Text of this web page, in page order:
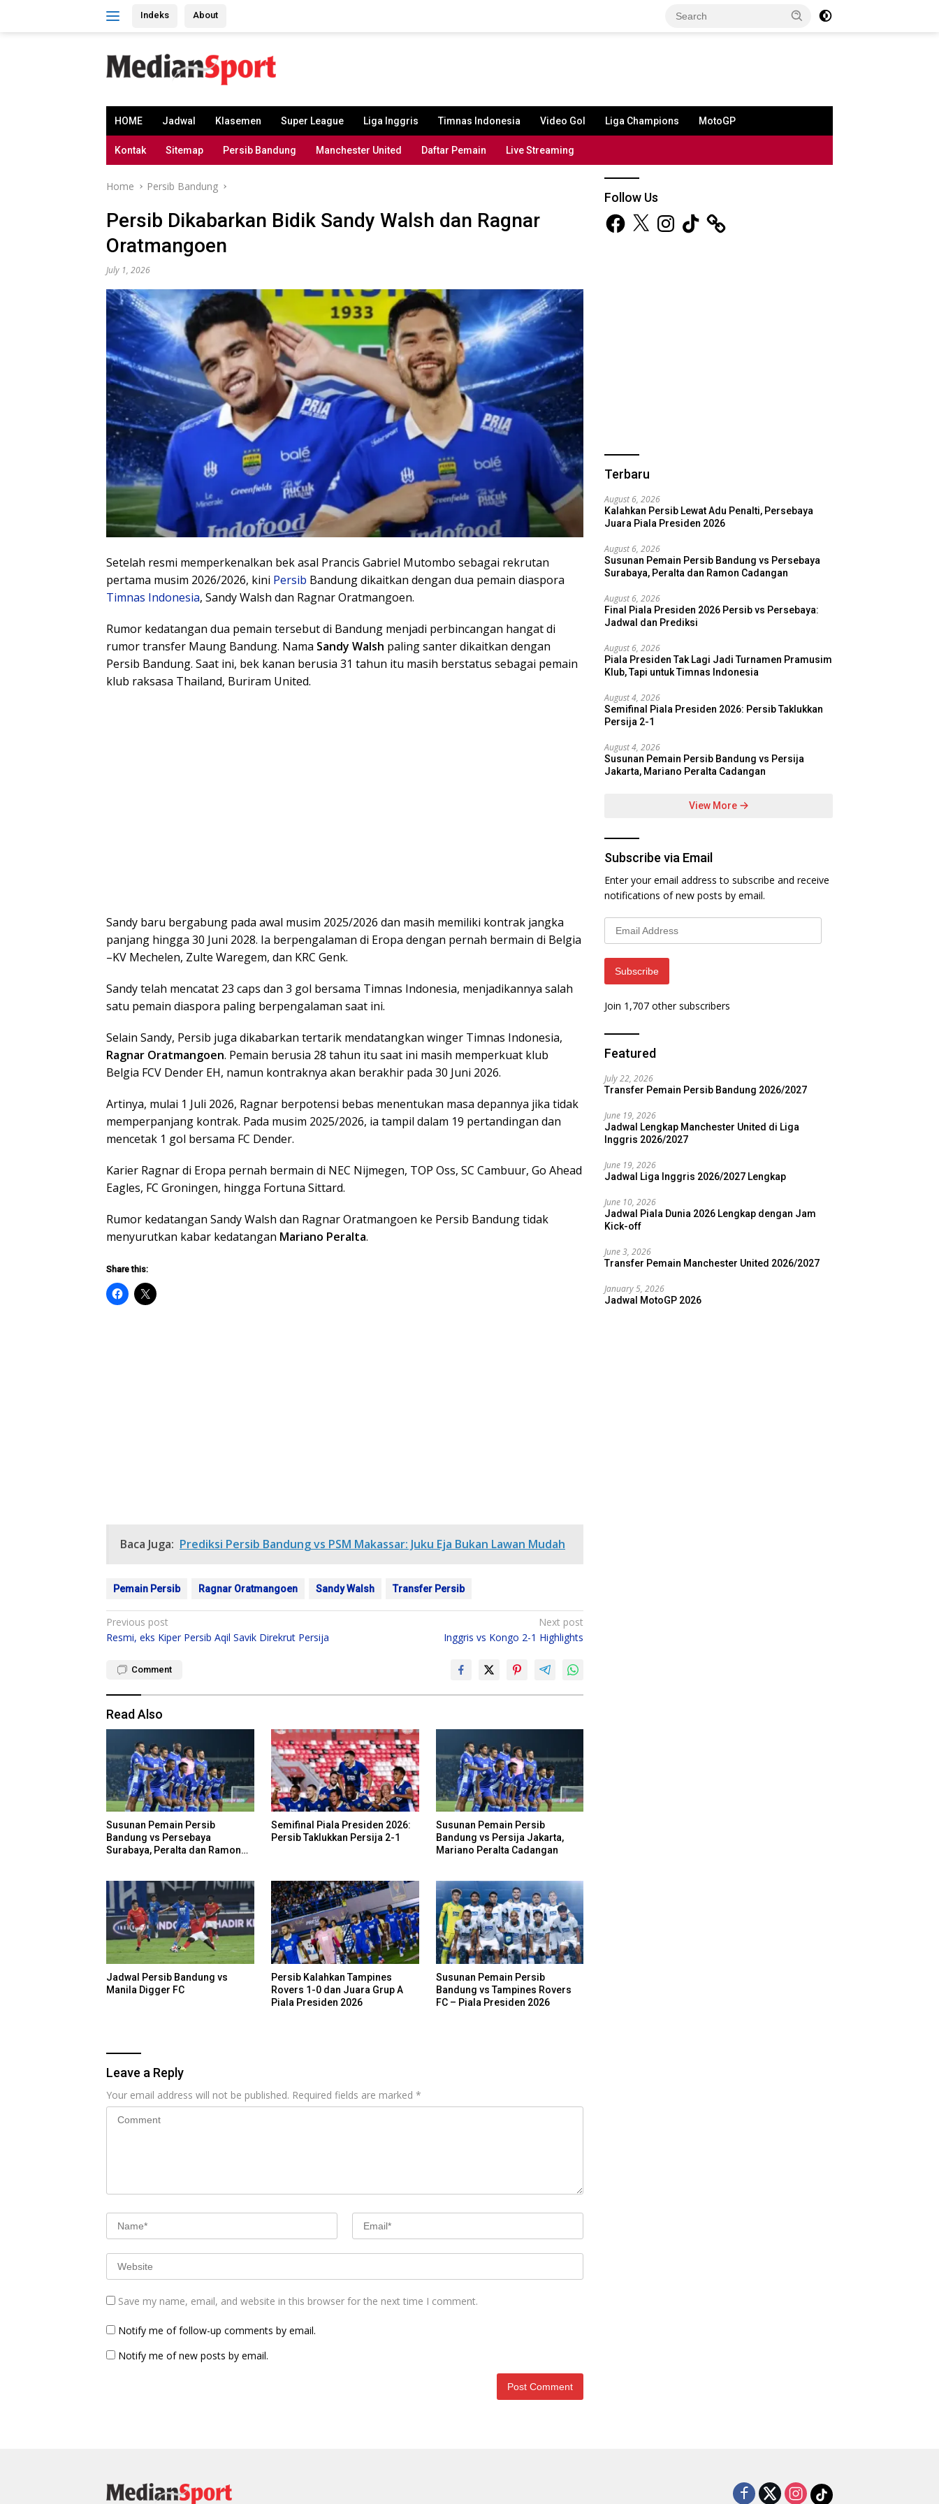
Indeks About
HOME Jadwal Klasemen Super League Liga Inggris Timnas Indonesia Video Gol Liga Champions MotoGP
Kontak Sitemap Persib Bandung Manchester United Daftar Pemain Live Streaming
Home Persib Bandung
Persib Dikabarkan Bidik Sandy Walsh dan Ragnar
Oratmangoen
July 1, 2026
Setelah resmi memperkenalkan bek asal Prancis Gabriel Mutombo sebagai rekrutan
pertama musim 2026/2026, kini Persib Bandung dikaitkan dengan dua pemain diaspora
Timnas Indonesia, Sandy Walsh dan Ragnar Oratmangoen.
Rumor kedatangan dua pemain tersebut di Bandung menjadi perbincangan hangat di
rumor transfer Maung Bandung. Nama Sandy Walsh paling santer dikaitkan dengan
Persib Bandung. Saat ini, bek kanan berusia 31 tahun itu masih berstatus sebagai pemain
klub raksasa Thailand, Buriram United.
Sandy baru bergabung pada awal musim 2025/2026 dan masih memiliki kontrak jangka
panjang hingga 30 Juni 2028. Ia berpengalaman di Eropa dengan pernah bermain di Belgia
–KV Mechelen, Zulte Waregem, dan KRC Genk.
Sandy telah mencatat 23 caps dan 3 gol bersama Timnas Indonesia, menjadikannya salah
satu pemain diaspora paling berpengalaman saat ini.
Selain Sandy, Persib juga dikabarkan tertarik mendatangkan winger Timnas Indonesia,
Ragnar Oratmangoen. Pemain berusia 28 tahun itu saat ini masih memperkuat klub
Belgia FCV Dender EH, namun kontraknya akan berakhir pada 30 Juni 2026.
Artinya, mulai 1 Juli 2026, Ragnar berpotensi bebas menentukan masa depannya jika tidak
memperpanjang kontrak. Pada musim 2025/2026, ia tampil dalam 19 pertandingan dan
mencetak 1 gol bersama FC Dender.
Karier Ragnar di Eropa pernah bermain di NEC Nijmegen, TOP Oss, SC Cambuur, Go Ahead
Eagles, FC Groningen, hingga Fortuna Sittard.
Rumor kedatangan Sandy Walsh dan Ragnar Oratmangoen ke Persib Bandung tidak
menyurutkan kabar kedatangan Mariano Peralta.
Share this:
Baca Juga: Prediksi Persib Bandung vs PSM Makassar: Juku Eja Bukan Lawan Mudah
Pemain Persib Ragnar Oratmangoen Sandy Walsh Transfer Persib
Post
navigation
Previous post
Resmi, eks Kiper Persib Aqil Savik Direkrut Persija
Next post
Inggris vs Kongo 2-1 Highlights
Comment
Read Also
Susunan Pemain Persib
Bandung vs Persebaya
Surabaya, Peralta dan Ramon
Semifinal Piala Presiden 2026:
Persib Taklukkan Persija 2-1
Susunan Pemain Persib
Bandung vs Persija Jakarta,
Mariano Peralta Cadangan
Jadwal Persib Bandung vs
Manila Digger FC
Persib Kalahkan Tampines
Rovers 1-0 dan Juara Grup A
Piala Presiden 2026
Susunan Pemain Persib
Bandung vs Tampines Rovers
FC – Piala Presiden 2026
Leave a Reply
Your email address will not be published. Required fields are marked *
Save my name, email, and website in this browser for the next time I comment.
Notify me of follow-up comments by email.
Notify me of new posts by email.
Follow Us
Facebook
X InstagramTikTok
Terbaru
August 6, 2026
Kalahkan Persib Lewat Adu Penalti, Persebaya
Juara Piala Presiden 2026
August 6, 2026
Susunan Pemain Persib Bandung vs Persebaya
Surabaya, Peralta dan Ramon Cadangan
August 6, 2026
Final Piala Presiden 2026 Persib vs Persebaya:
Jadwal dan Prediksi
August 6, 2026
Piala Presiden Tak Lagi Jadi Turnamen Pramusim
Klub, Tapi untuk Timnas Indonesia
August 4, 2026
Semifinal Piala Presiden 2026: Persib Taklukkan
Persija 2-1
August 4, 2026
Susunan Pemain Persib Bandung vs Persija
Jakarta, Mariano Peralta Cadangan
View More
Subscribe via Email
Enter your email address to subscribe and receive
notifications of new posts by email.
Email
Address
Subscribe
Join 1,707 other subscribers
Featured
July 22, 2026
Transfer Pemain Persib Bandung 2026/2027
June 19, 2026
Jadwal Lengkap Manchester United di Liga
Inggris 2026/2027
June 19, 2026
Jadwal Liga Inggris 2026/2027 Lengkap
June 10, 2026
Jadwal Piala Dunia 2026 Lengkap dengan Jam
Kick-off
June 3, 2026
Transfer Pemain Manchester United 2026/2027
January 5, 2026
Jadwal MotoGP 2026